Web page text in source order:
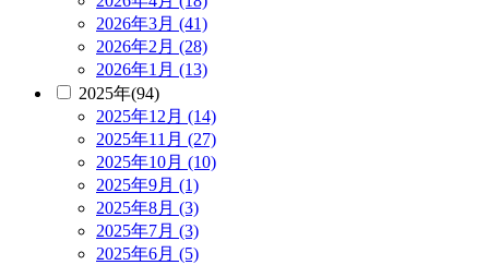
2026年3月 (41)
2026年2月 (28)
2026年1月 (13)
2025年(94)
2025年12月 (14)
2025年11月 (27)
2025年10月 (10)
2025年9月 (1)
2025年8月 (3)
2025年7月 (3)
2025年6月 (5)